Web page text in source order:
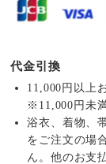
代金引換
11,000円以上
※11,000円未
浴衣、着物、
をご注文の場
ん。他のお支